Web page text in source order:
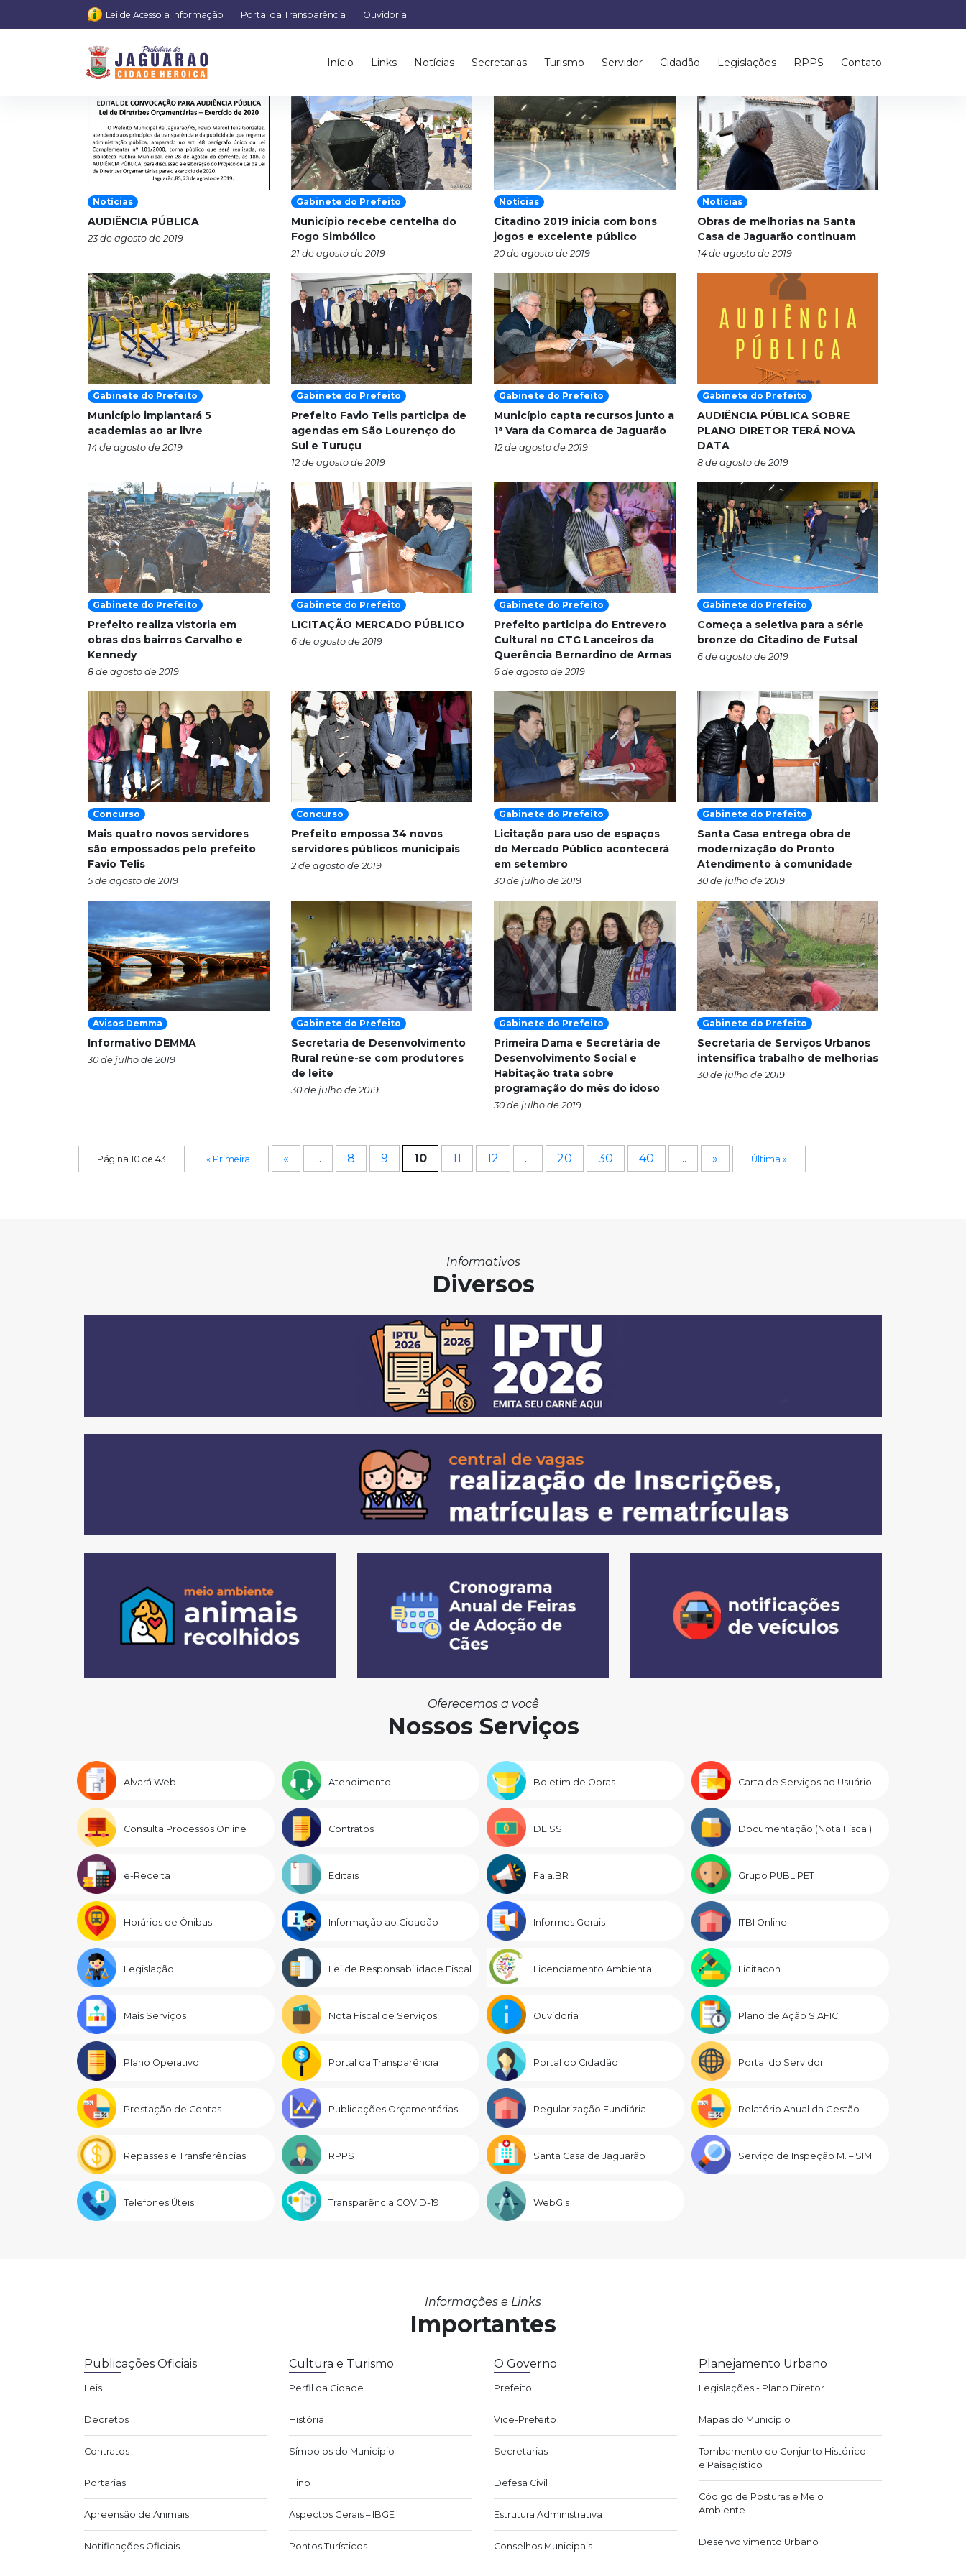
Lei de Acesso a Informação Portal da Transparência Ouvidoria
Início Links Notícias Secretarias Turismo Servidor Cidadão Legislações RPPS Contato
Notícias
AUDIÊNCIA PÚBLICA
23 de agosto de 2019
Gabinete do Prefeito
Município recebe centelha do
Fogo Simbólico
21 de agosto de 2019
Notícias
Citadino 2019 inicia com bons
jogos e excelente público
20 de agosto de 2019
Notícias
Obras de melhorias na Santa
Casa de Jaguarão continuam
14 de agosto de 2019
Gabinete do Prefeito
Município implantará 5
academias ao ar livre
14 de agosto de 2019
Gabinete do Prefeito
Prefeito Favio Telis participa de
agendas em São Lourenço do
Sul e Turuçu
12 de agosto de 2019
Gabinete do Prefeito
Município capta recursos junto a
1ª Vara da Comarca de Jaguarão
12 de agosto de 2019
Gabinete do Prefeito
AUDIÊNCIA PÚBLICA SOBRE
PLANO DIRETOR TERÁ NOVA
DATA
8 de agosto de 2019
Gabinete do Prefeito
Prefeito realiza vistoria em
obras dos bairros Carvalho e
Kennedy
8 de agosto de 2019
Gabinete do Prefeito
LICITAÇÃO MERCADO PÚBLICO
6 de agosto de 2019
Gabinete do Prefeito
Prefeito participa do Entrevero
Cultural no CTG Lanceiros da
Querência Bernardino de Armas
6 de agosto de 2019
Gabinete do Prefeito
Começa a seletiva para a série
bronze do Citadino de Futsal
6 de agosto de 2019
Concurso
Mais quatro novos servidores
são empossados pelo prefeito
Favio Telis
5 de agosto de 2019
Concurso
Prefeito empossa 34 novos
servidores públicos municipais
2 de agosto de 2019
Gabinete do Prefeito
Licitação para uso de espaços
do Mercado Público acontecerá
em setembro
30 de julho de 2019
Gabinete do Prefeito
Santa Casa entrega obra de
modernização do Pronto
Atendimento à comunidade
30 de julho de 2019
Avisos Demma
Informativo DEMMA
30 de julho de 2019
Gabinete do Prefeito
Secretaria de Desenvolvimento
Rural reúne-se com produtores
de leite
30 de julho de 2019
Gabinete do Prefeito
Primeira Dama e Secretária de
Desenvolvimento Social e
Habitação trata sobre
programação do mês do idoso
30 de julho de 2019
Gabinete do Prefeito
Secretaria de Serviços Urbanos
intensifica trabalho de melhorias
30 de julho de 2019
Página 10 de 43 « Primeira « ... 8 9 10 11 12 ... 20 30 40 ... » Última »
Informativos
Diversos
Oferecemos a você
Nossos Serviços
Alvará Web Atendimento Boletim de Obras Carta de Serviços ao Usuário
Consulta Processos Online Contratos DEISS Documentação (Nota Fiscal)
e-Receita Editais Fala.BR Grupo PUBLIPET
Horários de Ônibus Informação ao Cidadão Informes Gerais ITBI Online
Legislação Lei de Responsabilidade Fiscal Licenciamento Ambiental Licitacon
Mais Serviços Nota Fiscal de Serviços Ouvidoria Plano de Ação SIAFIC
Plano Operativo Portal da Transparência Portal do Cidadão Portal do Servidor
Prestação de Contas Publicações Orçamentárias Regularização Fundiária Relatório Anual da Gestão
Repasses e Transferências RPPS Santa Casa de Jaguarão Serviço de Inspeção M. – SIM
Telefones Úteis Transparência COVID-19 WebGis
Informações e Links
Importantes
Publicações Oficiais
Leis
Decretos
Contratos
Portarias
Apreensão de Animais
Notificações Oficiais
Cultura e Turismo
Perfil da Cidade
História
Símbolos do Município
Hino
Aspectos Gerais – IBGE
Pontos Turísticos
O Governo
Prefeito
Vice-Prefeito
Secretarias
Defesa Civil
Estrutura Administrativa
Conselhos Municipais
Planejamento Urbano
Legislações - Plano Diretor
Mapas do Município
Tombamento do Conjunto Histórico
e Paisagístico
Código de Posturas e Meio
Ambiente
Desenvolvimento Urbano